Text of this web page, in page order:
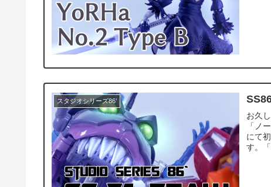
スタジオシリーズ86’
お久
「ノ
にて
す。